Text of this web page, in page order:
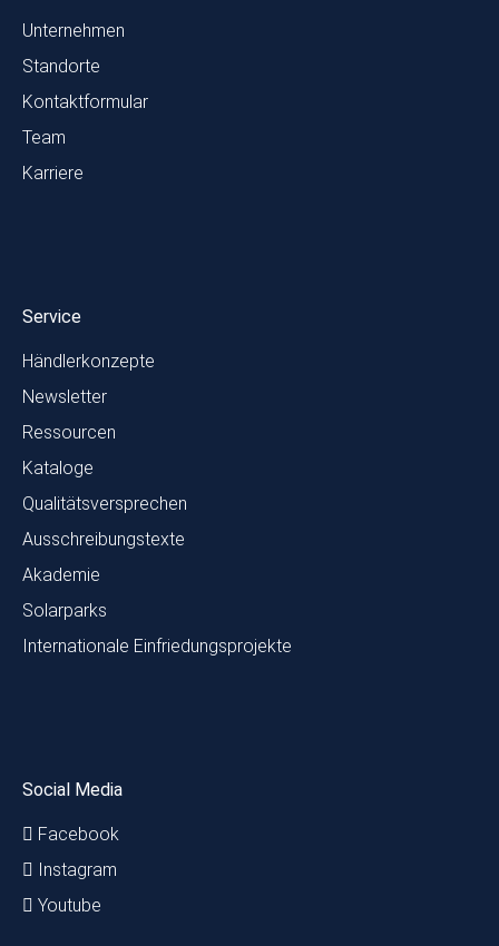
Unternehmen
Standorte
Kontaktformular
Team
Karriere
Service
Händlerkonzepte
Newsletter
Ressourcen
Kataloge
Qualitätsversprechen
Ausschreibungstexte
Akademie
Solarparks
Internationale Einfriedungsprojekte
Social Media
Facebook
Instagram
Youtube